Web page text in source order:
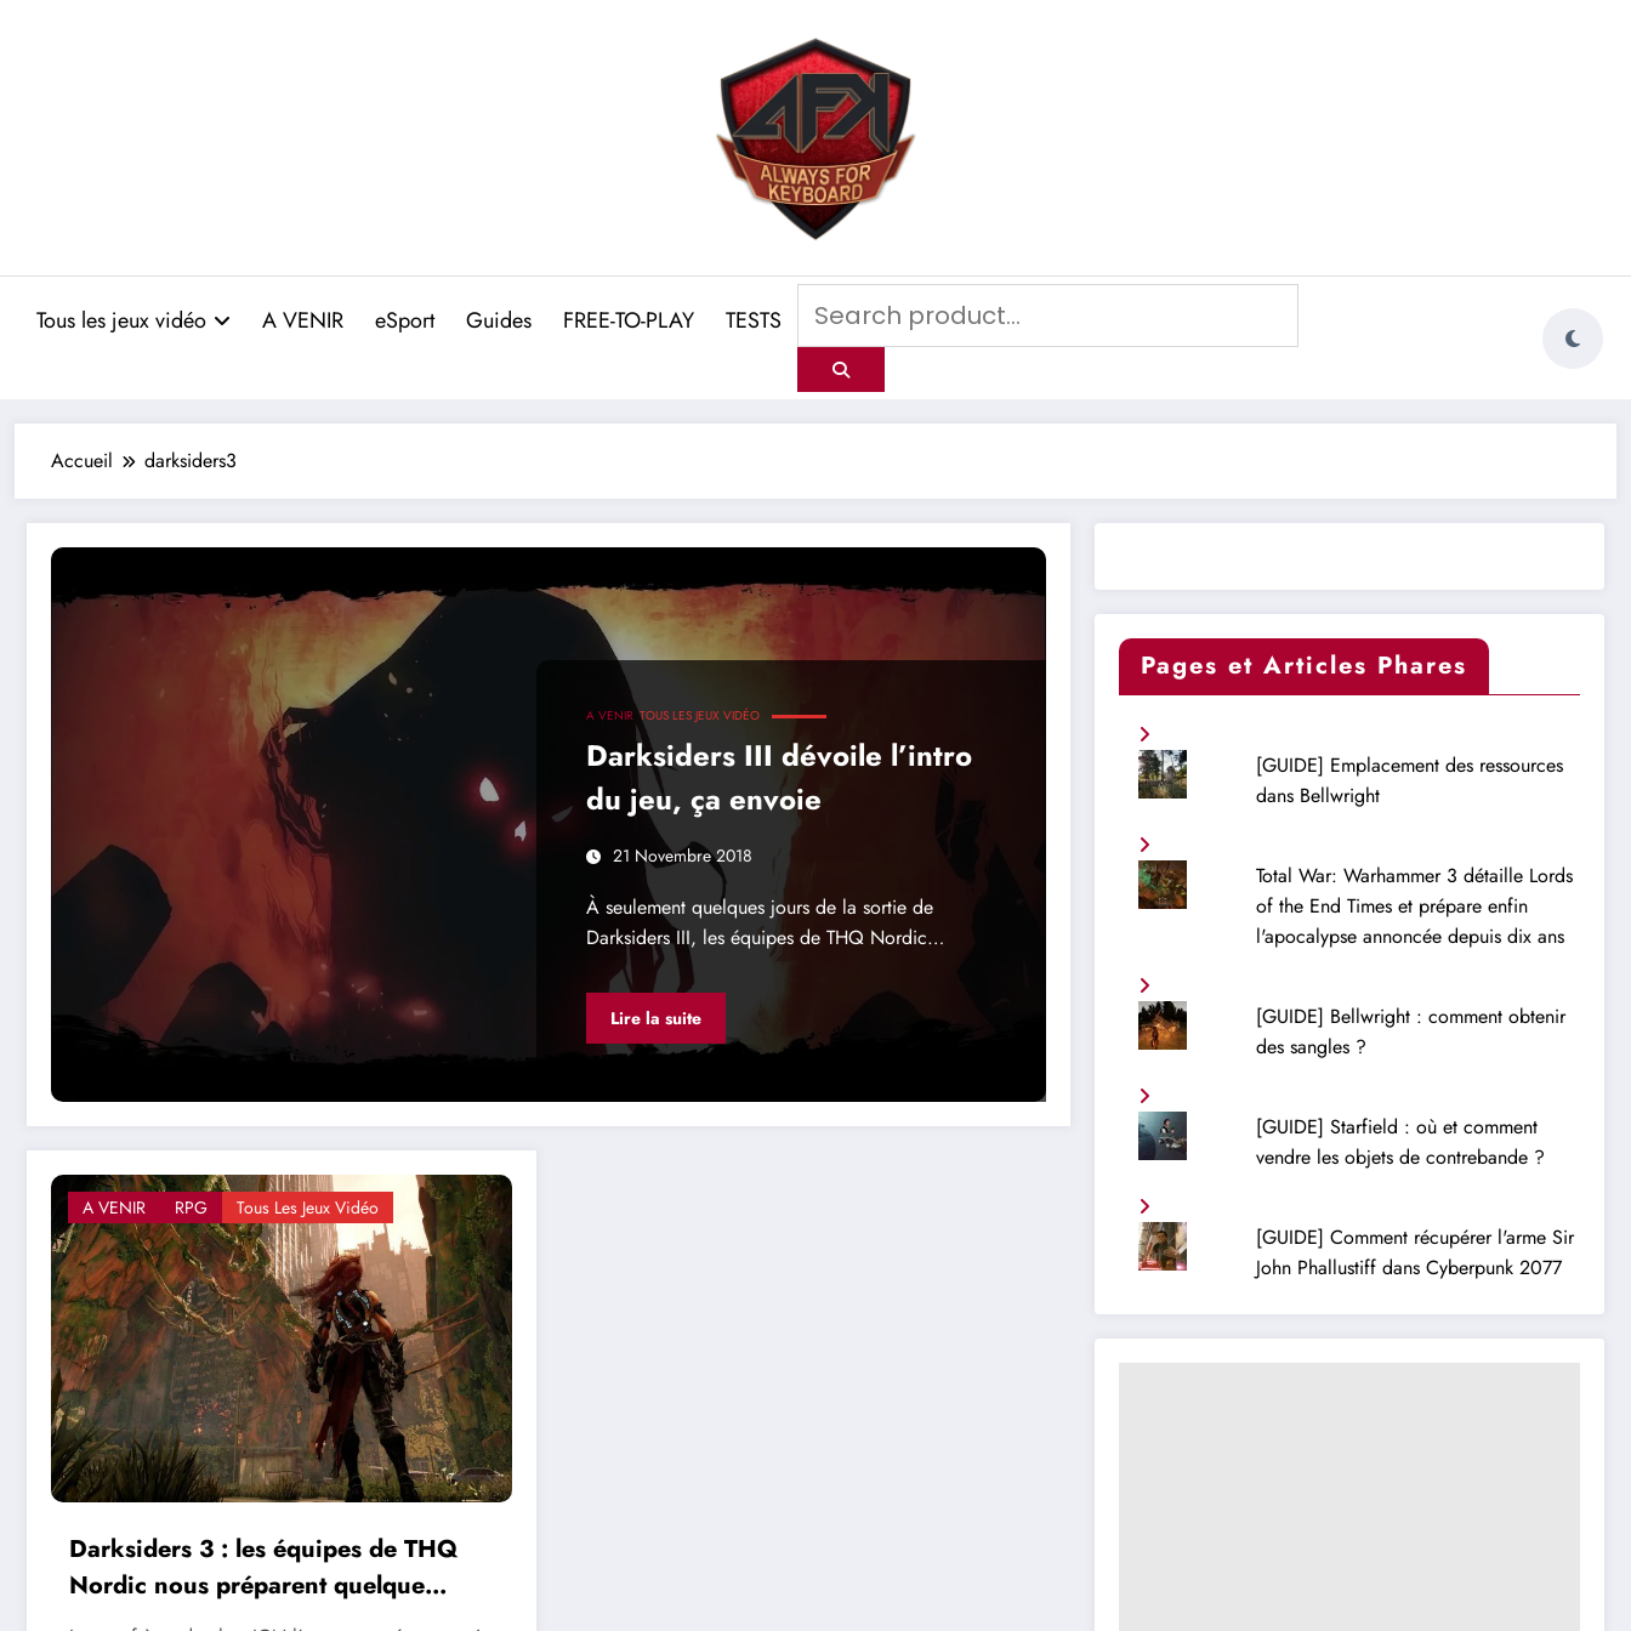
Tous les jeux vidéo A VENIR eSport Guides FREE-TO-PLAY TESTS
Accueil darksiders3
A VENIR TOUS LES JEUX VIDÉO
Darksiders III dévoile l’intro
du jeu, ça envoie
21 Novembre 2018
À seulement quelques jours de la sortie de
Darksiders III, les équipes de THQ Nordic…
Lire la suite
A VENIR RPG Tous Les Jeux Vidéo
Darksiders 3 : les équipes de THQ
Nordic nous préparent quelque
chose
Pages et Articles Phares
[GUIDE] Emplacement des ressources
dans Bellwright
Total War: Warhammer 3 détaille Lords
of the End Times et prépare enfin
l'apocalypse annoncée depuis dix ans
[GUIDE] Bellwright : comment obtenir
des sangles ?
[GUIDE] Starfield : où et comment
vendre les objets de contrebande ?
[GUIDE] Comment récupérer l'arme Sir
John Phallustiff dans Cyberpunk 2077